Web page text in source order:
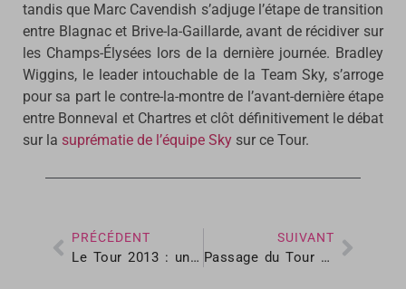
tandis que Marc Cavendish s’adjuge l’étape de transition
entre Blagnac et Brive-la-Gaillarde, avant de récidiver sur
les Champs-Élysées lors de la dernière journée. Bradley
Wiggins, le leader intouchable de la Team Sky, s’arroge
pour sa part le contre-la-montre de l’avant-dernière étape
entre Bonneval et Chartres et clôt définitivement le débat
sur la suprématie de l’équipe Sky sur ce Tour.
PRÉCÉDENT
Le Tour 2013 : un passage décisif dans les Pyrénées
SUIVANT
Passage du Tour de France le 15 Juillet 2011